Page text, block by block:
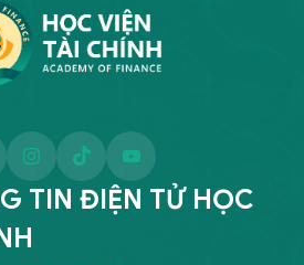
TIN ĐIỆN TỬ HỌC